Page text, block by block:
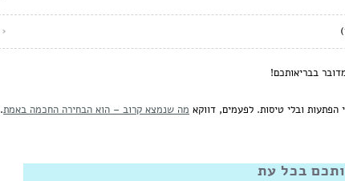
בבריאותכם!
הפתעות ובלי טיסות. לפעמים, דווקא מה שנמצא קרוב – הוא הבחירה החכמה באמת.
בכל עת